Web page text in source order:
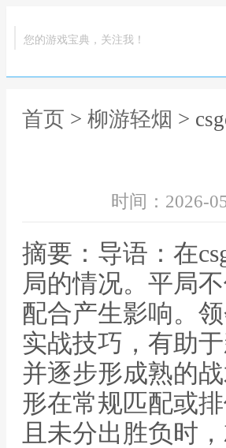
您的游戏宝典，关注我！
首页 > 柳游轻烟 >
时间：2026-
摘要：导语：在
局的情况。平局
配合产生影响。
实战技巧，有助
并逐步形成熟的
形在常规匹配或
且未分出胜负时